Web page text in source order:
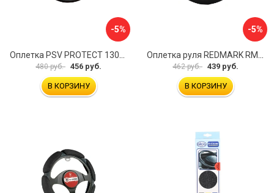
-5%
Оплетка PSV PROTECT 130503
480 руб. 456 руб.
В КОРЗИНУ
-5%
Оплетка руля REDMARK RM78002
462 руб. 439 руб.
В КОРЗИНУ